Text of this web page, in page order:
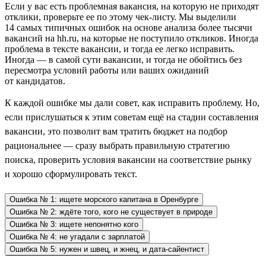
Если у вас есть проблемная вакансия, на которую не приходят
отклики, проверьте ее по этому чек-листу. Мы выделили
14 самых типичных ошибок на основе анализа более тысячи
вакансий на hh.ru, на которые не поступило откликов. Иногда
проблема в тексте вакансии, и тогда ее легко исправить.
Иногда — в самой сути вакансии, и тогда не обойтись без
пересмотра условий работы или ваших ожиданий
от кандидатов.
К каждой ошибке мы дали совет, как исправить проблему. Но,
если прислушаться к этим советам ещё на стадии составления
вакансии, это позволит вам тратить бюджет на подбор
рациональнее — сразу выбрать правильную стратегию
поиска, проверить условия вакансии на соответствие рынку
и хорошо сформулировать текст.
Ошибка № 1: ищете морского капитана в Оренбурге
Ошибка № 2: ждёте того, кого не существует в природе
Ошибка № 3: ищете непонятно кого
Ошибка № 4: не угадали с зарплатой
Ошибка № 5: нужен и швец, и жнец, и дата-сайентист